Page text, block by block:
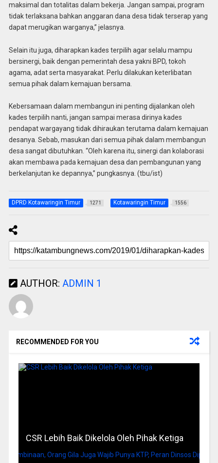
maksimal dan totalitas dalam bekerja. Jangan sampai, program
tidak terlaksana bahkan anggaran dana desa tidak terserap yang
dapat merugikan warganya,” jelasnya.
Selain itu juga, diharapkan kades terpilih agar selalu mampu
bersinergi, baik dengan pemerintah desa yakni BPD, tokoh
agama, adat serta masyarakat. Perlu dilakukan keterlibatan
semua pihak dalam kemajuan bersama.
Kebersamaan dalam membangun ini penting dijalankan oleh
kades terpilih nanti, jangan sampai merasa dirinya kades
pendapat wargayang tidak dihiraukan terutama dalam kemajuan
desanya. Sebab, masukan dari semua pihak dalam membangun
desa sangat dibutuhkan. “Oleh karena itu, sinergi dan kolaborasi
akan membawa pada kemajuan desa dan pembangunan yang
berkelanjutan ke depannya,” pungkasnya. (tbu/ist)
DPRD Kotawaringin Timur 1271 Kotawaringin Timur 1556
AUTHOR: ADMIN 1
RECOMMENDED FOR YOU
CSR Lebih Baik Dikelola Oleh Pihak Ketiga